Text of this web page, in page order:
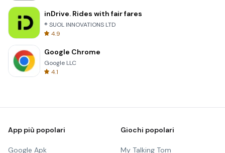
inDrive. Rides with fair fares
® SUOL INNOVATIONS LTD
4.9
Google Chrome
Google LLC
4.1
App più popolari
Google Apk
Giochi popolari
My Talking Tom